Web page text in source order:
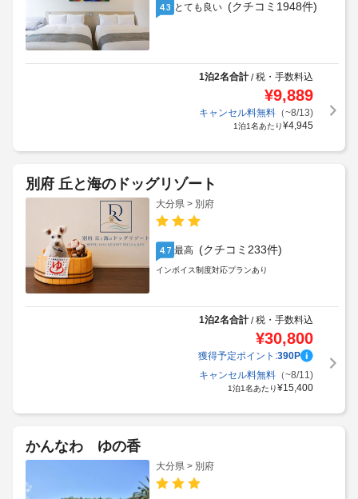
4.3 とても良い (クチコミ1948件)
1泊2名合計/税・手数料込
¥9,889
キャンセル料無料（~8/13)
1泊1名あたり¥4,945
別府 丘と海のドッグリゾート
大分県 > 別府
4.7 最高 (クチコミ233件)
インボイス制度対応プランあり
1泊2名合計/税・手数料込
¥30,800
獲得予定ポイント:390P
キャンセル料無料（~8/11)
1泊1名あたり¥15,400
かんなわ ゆの香
大分県 > 別府